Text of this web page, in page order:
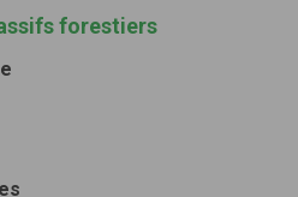
forestiers